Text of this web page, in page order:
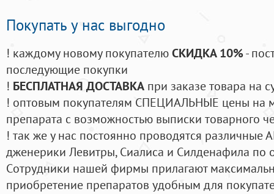
Покупать у нас выгодно
! каждому новому покупателюСКИДКА 10%-
последующие покупки
! БЕСПЛАТНАЯ ДОСТАВКА при заказе товара на
! оптовым покупателям СПЕЦИАЛЬНЫЕ цены на
препарата с возможностью выписки товарного
! так же у нас постоянно проводятся
дженерики Левитры, Сиалиса и Силденафила по
Cотрудники нашей фирмы прилагают
приобретение препаратов удобным для